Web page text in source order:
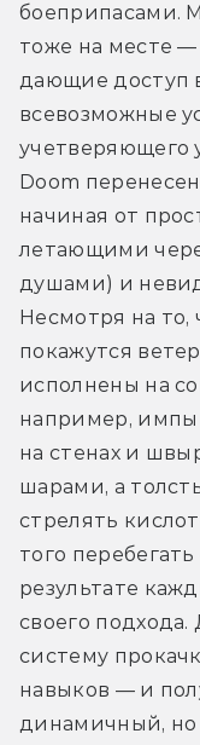
боеприпасами.
тоже на месте
дающие доступ
всевозможные
учетверяющего
Doom
начиная от
летающими
душами) и
Несмотря на то,
покажутся
исполнены на
например, импы
на стенах и
шарами, а
стрелять
того
результате
своего подхода.
систему
навыков — и
динамичный,